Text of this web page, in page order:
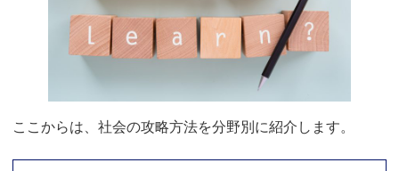
ここからは、社会の攻略方法を分野別に紹介します。